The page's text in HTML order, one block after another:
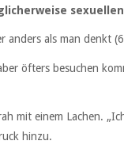
anders als man denkt
öfters besuchen
mit einem Lachen.
hinzu.